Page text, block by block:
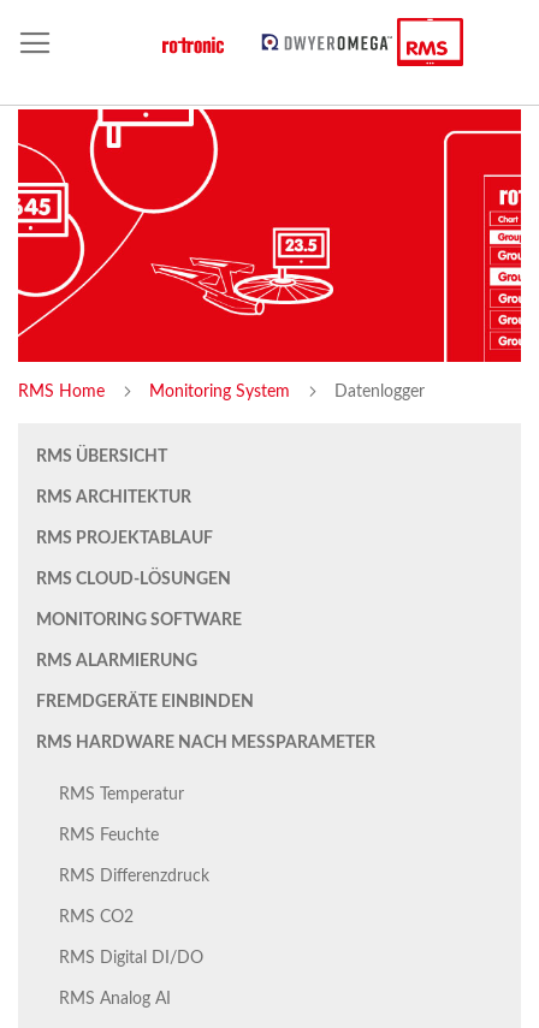
RMS Home Monitoring System Datenlogger
RMS ÜBERSICHT
RMS ARCHITEKTUR
RMS PROJEKTABLAUF
RMS CLOUD-LÖSUNGEN
MONITORING SOFTWARE
RMS ALARMIERUNG
FREMDGERÄTE EINBINDEN
RMS HARDWARE NACH MESSPARAMETER
RMS Temperatur
RMS Feuchte
RMS Differenzdruck
RMS CO2
RMS Digital DI/DO
RMS Analog AI